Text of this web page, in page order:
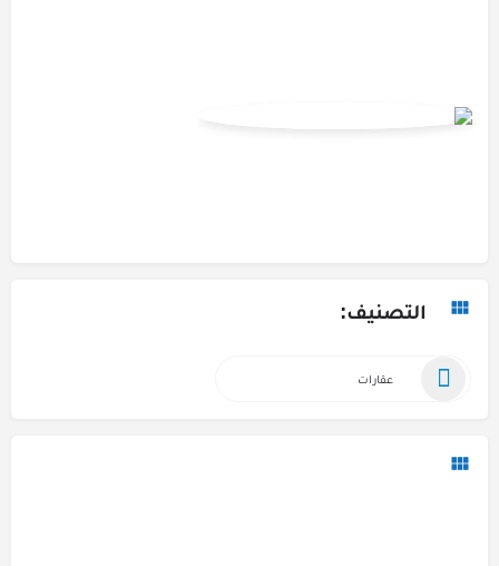
التصنيف:
عقارات